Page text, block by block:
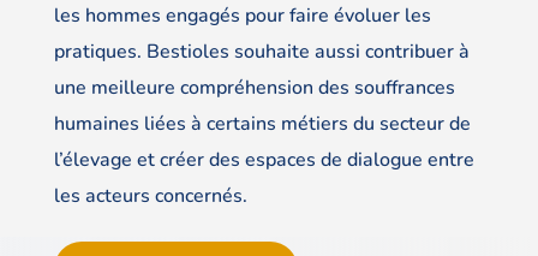
les hommes engagés pour faire évoluer les
pratiques. Bestioles souhaite aussi contribuer à
une meilleure compréhension des souffrances
humaines liées à certains métiers du secteur de
l’élevage et créer des espaces de dialogue entre
les acteurs concernés.